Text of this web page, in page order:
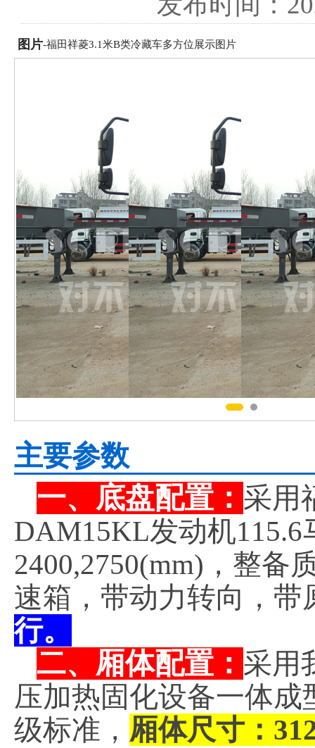
图片-福田祥菱3.1米B类冷藏车多方位展示图片
主要参数
一、底盘配置： 采用
DAM15KL发动机
2400,2750(mm)，整备
速箱，带动力转向，带
行。
二、厢体配置： 采用
压加热固化设备一体
级标准， 厢体尺寸：